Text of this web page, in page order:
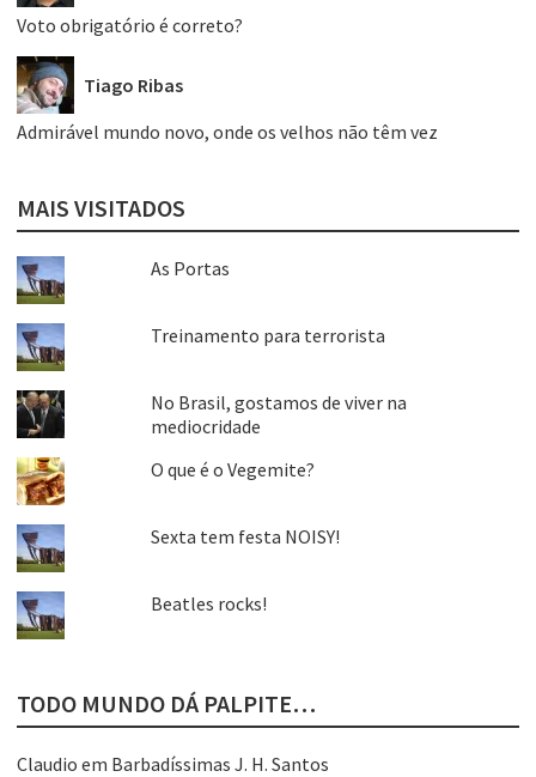
Voto obrigatório é correto?
Tiago Ribas
Admirável mundo novo, onde os velhos não têm vez
MAIS VISITADOS
As Portas
Treinamento para terrorista
No Brasil, gostamos de viver na
mediocridade
O que é o Vegemite?
Sexta tem festa NOISY!
Beatles rocks!
TODO MUNDO DÁ PALPITE…
Claudio em Barbadíssimas J. H. Santos